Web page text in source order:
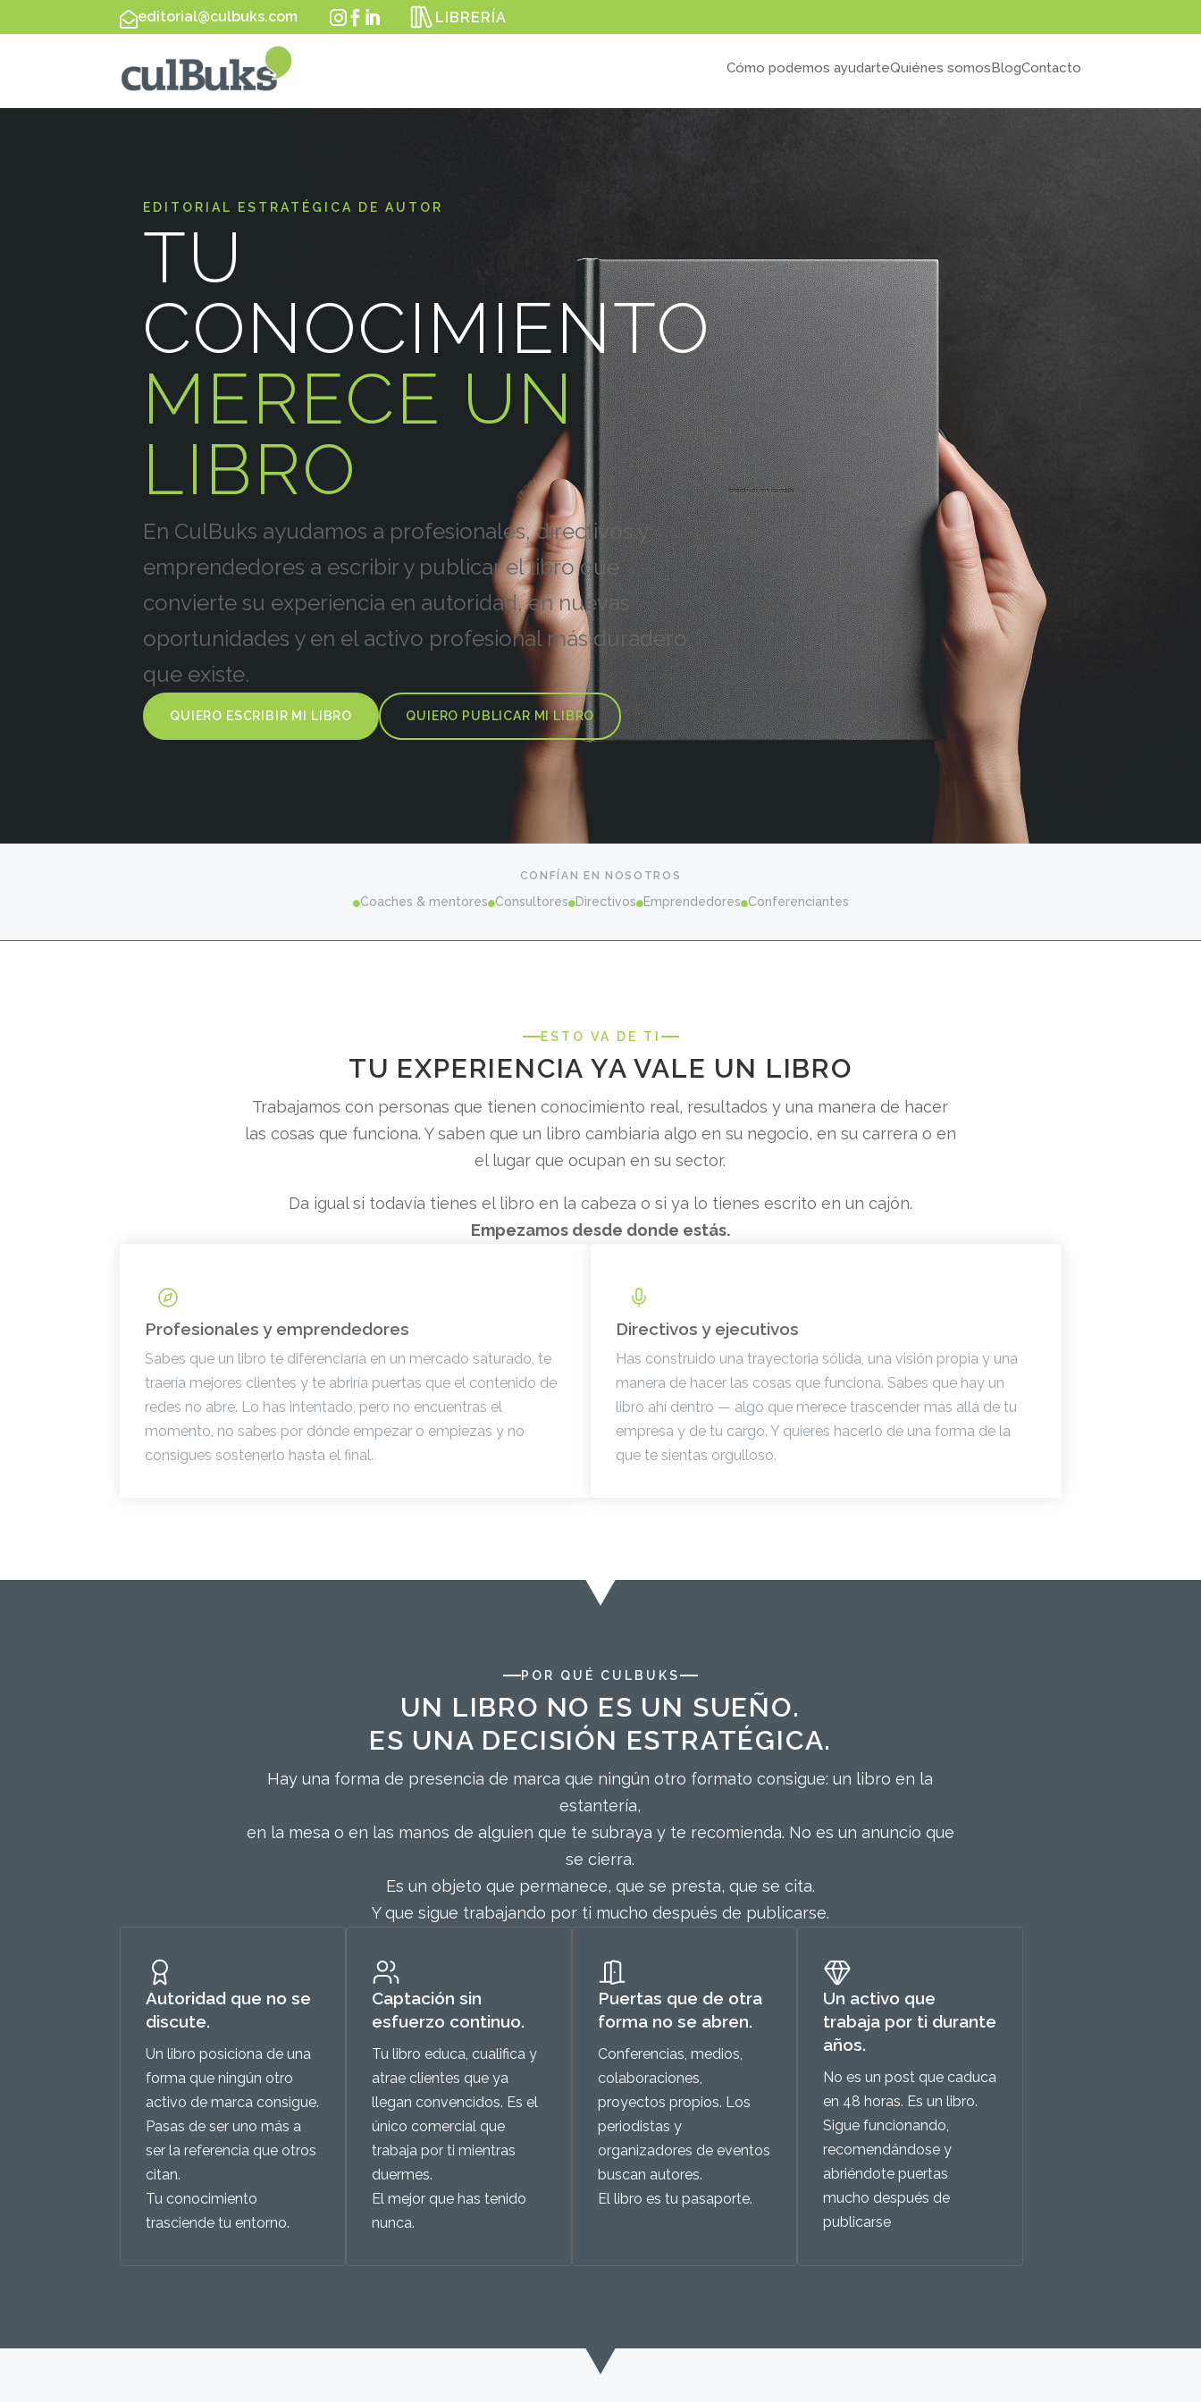
editorial@culbuks.com    LIBRERÍA
Contacto
Blog
Quiénes somos
Cómo podemos ayudarte
EDITORIAL ESTRATÉGICA DE AUTOR
TU
CONOCIMIENTO
MERECE UN
LIBRO
En CulBuks ayudamos a profesionales, directivos y
emprendedores a escribir y publicar el libro que
convierte su experiencia en autoridad, en nuevas
oportunidades y en el activo profesional más duradero
que existe.
QUIERO ESCRIBIR MI LIBRO QUIERO PUBLICAR MI LIBRO
CONFÍAN EN NOSOTROS
Coaches & mentoresConsultoresDirectivosEmprendedoresConferenciantes
ESTO VA DE TI
TU EXPERIENCIA YA VALE UN LIBRO
Trabajamos con personas que tienen conocimiento real, resultados y una manera de hacer
las cosas que funciona. Y saben que un libro cambiaría algo en su negocio, en su carrera o en
el lugar que ocupan en su sector.
Da igual si todavía tienes el libro en la cabeza o si ya lo tienes escrito en un cajón.
Empezamos desde donde estás.
Profesionales y emprendedores
Sabes que un libro te diferenciaría en un mercado saturado, te
traería mejores clientes y te abriría puertas que el contenido de
redes no abre. Lo has intentado, pero no encuentras el
momento, no sabes por dónde empezar o empiezas y no
consigues sostenerlo hasta el final.
Directivos y ejecutivos
Has construido una trayectoria sólida, una visión propia y una
manera de hacer las cosas que funciona. Sabes que hay un
libro ahí dentro — algo que merece trascender más allá de tu
empresa y de tu cargo. Y quieres hacerlo de una forma de la
que te sientas orgulloso.
POR QUÉ CULBUKS
UN LIBRO NO ES UN SUEÑO.
ES UNA DECISIÓN ESTRATÉGICA.
Hay una forma de presencia de marca que ningún otro formato consigue: un libro en la
estantería,
en la mesa o en las manos de alguien que te subraya y te recomienda. No es un anuncio que
se cierra.
Es un objeto que permanece, que se presta, que se cita.
Y que sigue trabajando por ti mucho después de publicarse.
Autoridad que no se
discute.
Un libro posiciona de una
forma que ningún otro
activo de marca consigue.
Pasas de ser uno más a
ser la referencia que otros
citan.
Tu conocimiento
trasciende tu entorno.
Captación sin
esfuerzo continuo.
Tu libro educa, cualifica y
atrae clientes que ya
llegan convencidos. Es el
único comercial que
trabaja por ti mientras
duermes.
El mejor que has tenido
nunca.
Puertas que de otra
forma no se abren.
Conferencias, medios,
colaboraciones,
proyectos propios. Los
periodistas y
organizadores de eventos
buscan autores.
El libro es tu pasaporte.
Un activo que
trabaja por ti durante
años.
No es un post que caduca
en 48 horas. Es un libro.
Sigue funcionando,
recomendándose y
abriéndote puertas
mucho después de
publicarse